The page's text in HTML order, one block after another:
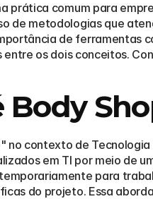
prática comum para
de metodologias que
de ferramentas
os dois conceitos.
Body
no contexto de
em TI por meio de
para
do projeto. Essa